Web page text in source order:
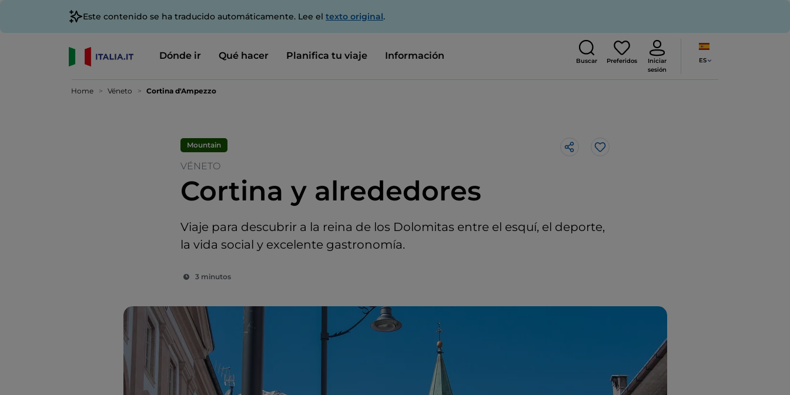
Este contenido se ha traducido automáticamente. Lee el texto original.
Dónde ir Qué hacer Planifica tu viaje Información Buscar Preferidos
Iniciar
sesión
ES
Home Véneto Cortina d'Ampezzo
Mountain
VÉNETO
Cortina y alrededores
Viaje para descubrir a la reina de los Dolomitas entre el esquí, el deporte,
la vida social y excelente gastronomía.
3 minutos
Me gusta